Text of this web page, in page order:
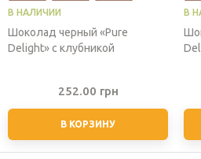
В НАЛИЧИИ
Шоколад черный «Pure
Delight» с клубникой
252.00 грн
В КОРЗИНУ
В